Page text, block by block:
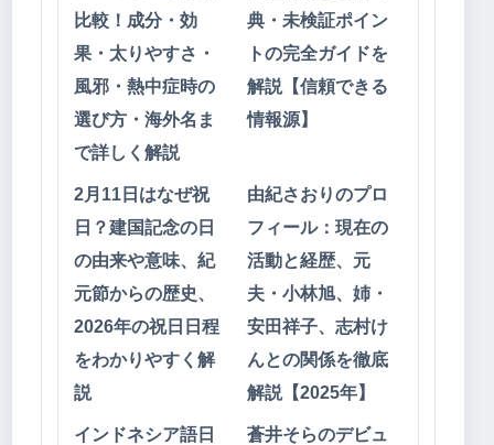
比較！成分・効
果・太りやすさ・
風邪・熱中症時の
選び方・海外名ま
で詳しく解説
典・未検証ポイン
トの完全ガイドを
解説【信頼できる
情報源】
2月11日はなぜ祝
日？建国記念の日
の由来や意味、紀
元節からの歴史、
2026年の祝日日程
をわかりやすく解
説
由紀さおりのプロ
フィール：現在の
活動と経歴、元
夫・小林旭、姉・
安田祥子、志村け
んとの関係を徹底
解説【2025年】
インドネシア語日
蒼井そらのデビュ